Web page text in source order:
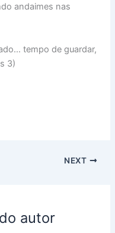
andaimes nas
tempo de guardar,
3)
NEXT
autor